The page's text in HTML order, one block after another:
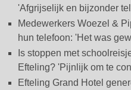
'Afgrijselijk en bijzonder
Medewerkers Woezel &
hun telefoon: 'Het was
Is stoppen met
Efteling? 'Pijnlijk om te
Efteling Grand Hotel